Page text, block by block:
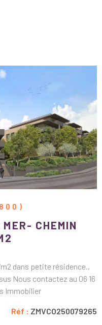
CONTACT
CHEMIN
dans petite résidence.,
Nous contactez au 06 16
Immobilier
Réf : ZMVCO250079265